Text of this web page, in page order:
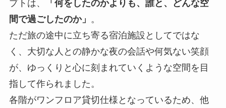
プトは、
「何をしたのかよりも、誰と、どんな空
間で過ごしたのか」 。
ただ旅の途中に立ち寄る宿泊施設としてではな
く、大切な人との静かな夜の会話や何気ない笑顔
が、ゆっくりと心に刻まれていくような空間を目
指して作られました。
各階がワンフロア貸切仕様となっているため、他